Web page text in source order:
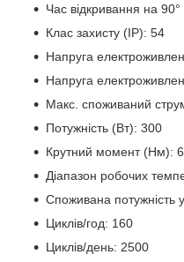
Час відкривання на
Клас захисту (IP): 54
Напруга
Напруга
Макс. споживаний
Потужність (Вт): 300
Крутний момент (Нм):
Діапазон робочих
Споживана потужність
Циклів/год: 160
Циклів/день: 2500